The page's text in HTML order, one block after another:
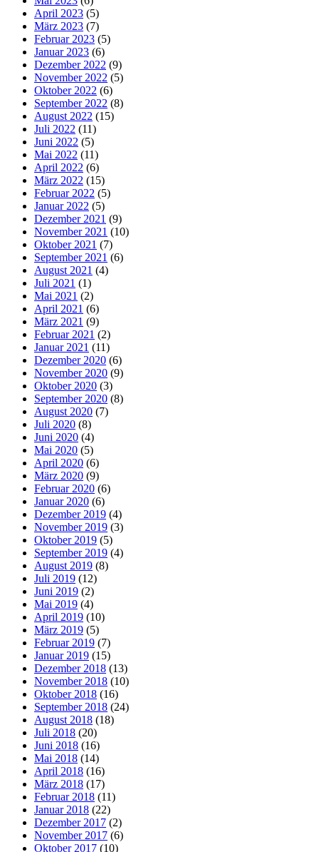
April 2023 (5)
März 2023 (7)
Februar 2023 (5)
Januar 2023 (6)
Dezember 2022 (9)
November 2022 (5)
Oktober 2022 (6)
September 2022 (8)
August 2022 (15)
Juli 2022 (11)
Juni 2022 (5)
Mai 2022 (11)
April 2022 (6)
März 2022 (15)
Februar 2022 (5)
Januar 2022 (5)
Dezember 2021 (9)
November 2021 (10)
Oktober 2021 (7)
September 2021 (6)
August 2021 (4)
Juli 2021 (1)
Mai 2021 (2)
April 2021 (6)
März 2021 (9)
Februar 2021 (2)
Januar 2021 (11)
Dezember 2020 (6)
November 2020 (9)
Oktober 2020 (3)
September 2020 (8)
August 2020 (7)
Juli 2020 (8)
Juni 2020 (4)
Mai 2020 (5)
April 2020 (6)
März 2020 (9)
Februar 2020 (6)
Januar 2020 (6)
Dezember 2019 (4)
November 2019 (3)
Oktober 2019 (5)
September 2019 (4)
August 2019 (8)
Juli 2019 (12)
Juni 2019 (2)
Mai 2019 (4)
April 2019 (10)
März 2019 (5)
Februar 2019 (7)
Januar 2019 (15)
Dezember 2018 (13)
November 2018 (10)
Oktober 2018 (16)
September 2018 (24)
August 2018 (18)
Juli 2018 (20)
Juni 2018 (16)
Mai 2018 (14)
April 2018 (16)
März 2018 (17)
Februar 2018 (11)
Januar 2018 (22)
Dezember 2017 (2)
November 2017 (6)
Oktober 2017 (10)